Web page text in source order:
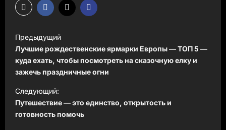
Н
а
в
и
г
а
Предыдущий
Лучшие рождественские ярмарки Европы — ТОП 5 —
куда ехать, чтобы посмотреть на сказочную елку и
зажечь праздничные огни
Следующий:
Путешествие — это единство, открытость и
готовность помочь